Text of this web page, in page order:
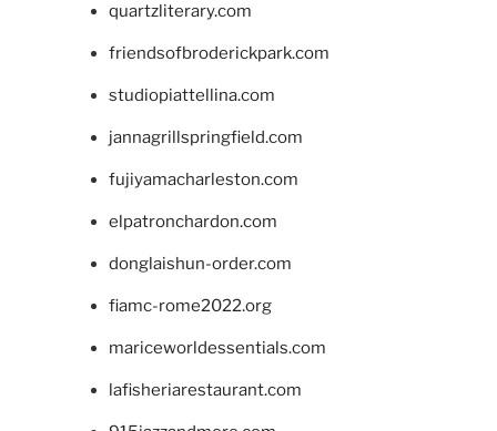
quartzliterary.com
friendsofbroderickpark.com
studiopiattellina.com
jannagrillspringfield.com
fujiyamacharleston.com
elpatronchardon.com
donglaishun-order.com
fiamc-rome2022.org
mariceworldessentials.com
lafisheriarestaurant.com